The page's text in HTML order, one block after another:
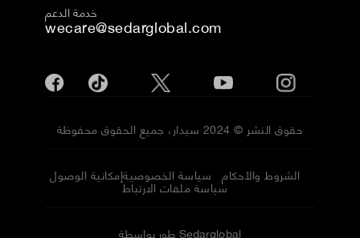
خدمة الدعم
wecare@sedarglobal.com
حقوق النشر © 2024 سيدار، جميع الحقوق محفوظة
إمكانية الوصولسياسة الخصوصية الشروط والأحكام
سياسة ملفات الارتباط
طور بواسطة Sedarglobal